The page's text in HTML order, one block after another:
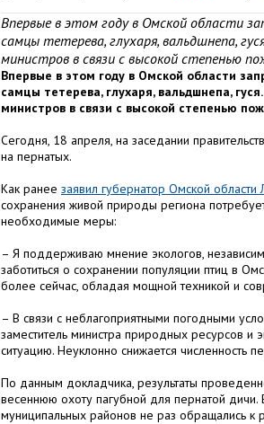
Впервые в этом году в Омской области
самцы тетерева, глухаря, вальдшнепа,
министров в связи с высокой степенью
Впервые в этом году в Омской области
самцы тетерева, глухаря, вальдшнепа,
министров в связи с высокой степенью
Сегодня, 18 апреля, на заседании
на пернатых.
Как ранее заявил губернатор Омской
сохранения живой природы региона
необходимые меры:
– Я поддерживаю мнение экологов,
заботиться о сохранении популяции птиц в
более сейчас, обладая мощной техникой и
– В связи с неблагоприятными погодными
заместитель министра природных ресурсов и
ситуацию. Неуклонно снижается численность
По данным докладчика, результаты
весеннюю охоту пагубной для пернатой дичи.
муниципальных районов не раз обращались к